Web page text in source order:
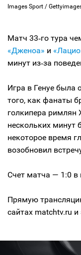
Images Sport /
Матч 33‑го тура
«Дженоа» и
минут из‑за
Игра в Генуе была
того, как фанаты
голкипера римлян
нескольких минут
некоторое время
возобновил
Cчет матча — 1:0 в
Прямую
сайтах matchtv.ru и